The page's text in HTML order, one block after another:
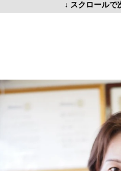
↓ スクロールで